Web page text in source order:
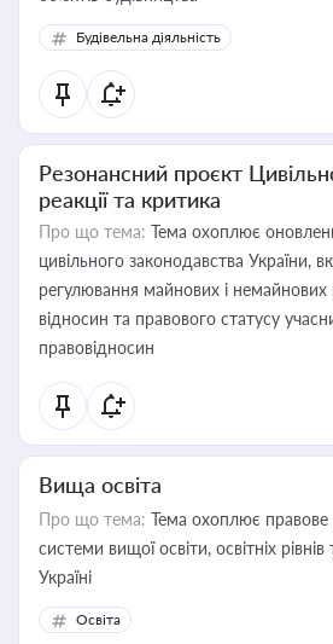
Будівельна діяльність
Резонансний проєкт
реакції та критика
Про що тема: Тема охоплює
цивільного законодавства України,
регулювання майнових і немайнових
відносин та правового статусу
правовідносин
Вища освіта
Про що тема: Тема охоплює правове
системи вищої освіти, освітніх рівнів
Україні
Освіта